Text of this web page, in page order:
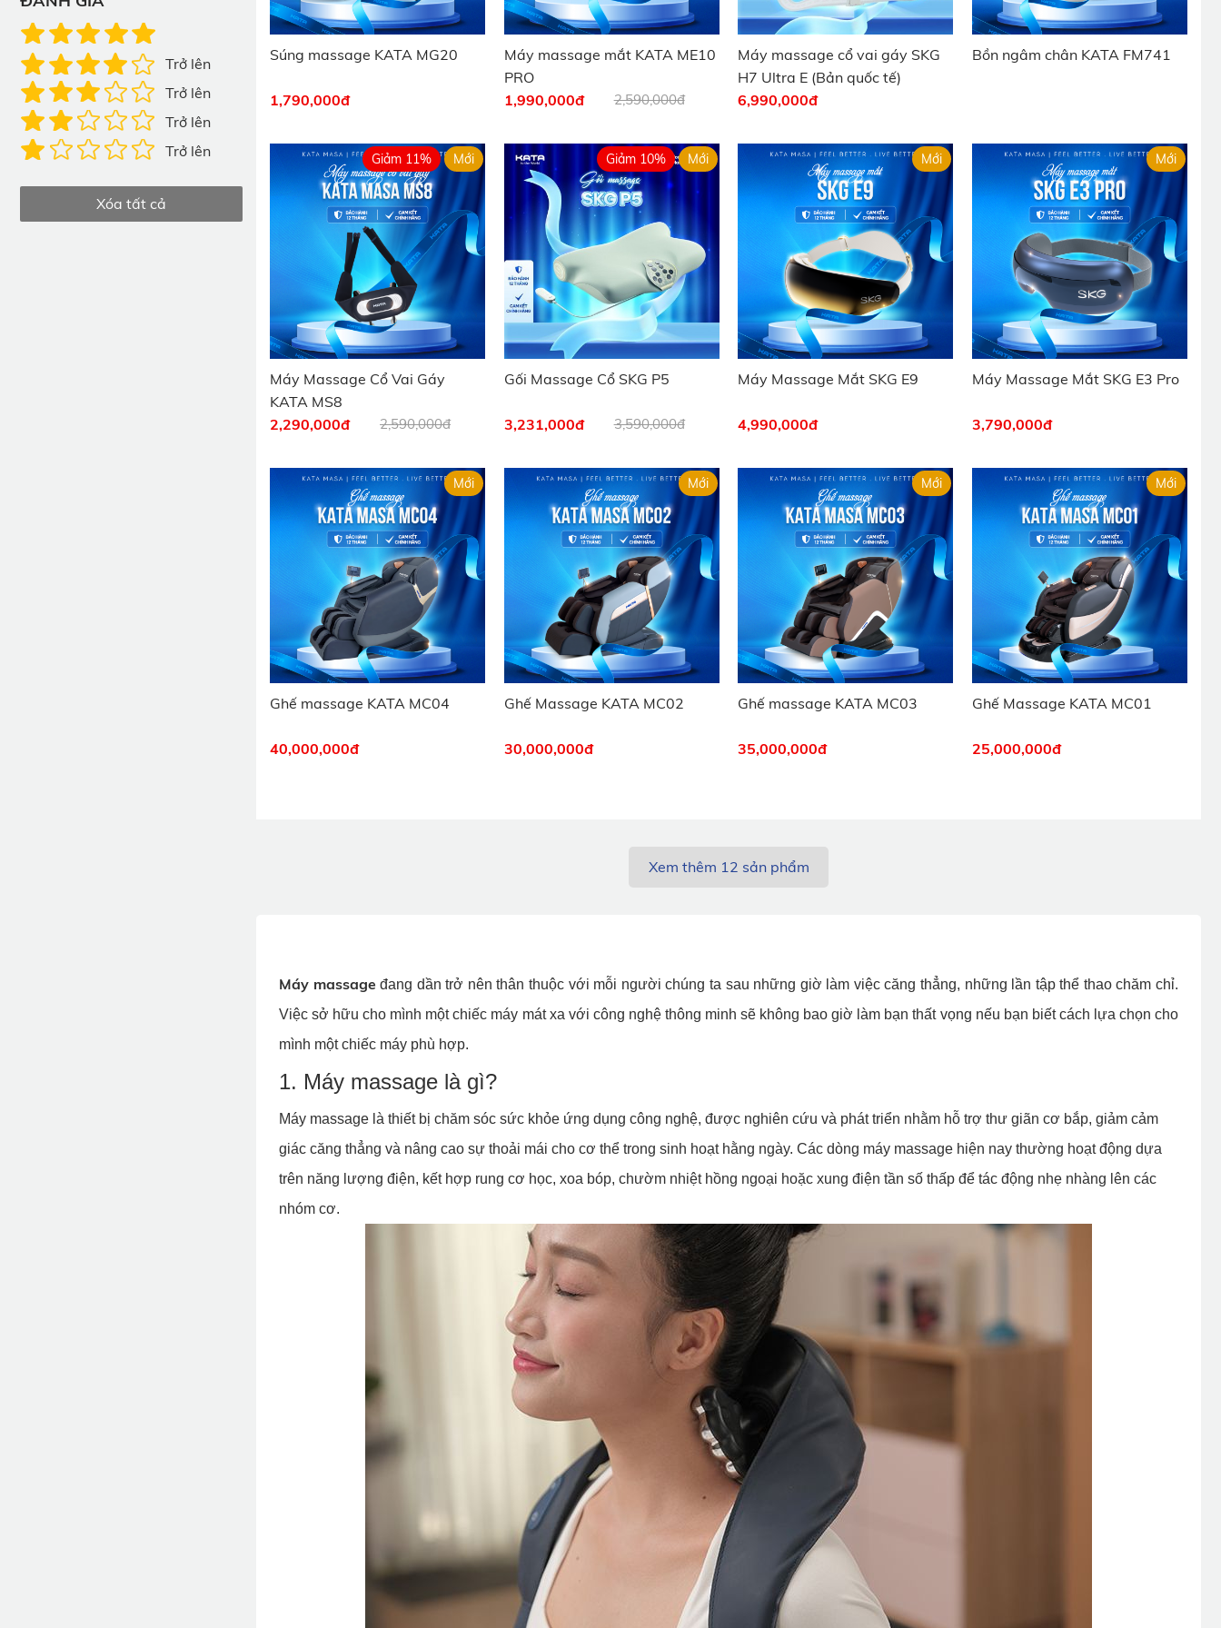
Trở lên
Trở lên
Trở lên
Trở lên
Xóa tất cả
Súng massage KATA MG20
1,790,000đ
Máy massage mắt KATA ME10
PRO
1,990,000đ 2,590,000đ
Máy massage cổ vai gáy SKG
H7 Ultra E (Bản quốc tế)
6,990,000đ
Bồn ngâm chân KATA FM741
Máy Massage Cổ Vai Gáy
KATA MS8
2,290,000đ 2,590,000đ
Giảm 11% Mới
Gối Massage Cổ SKG P5
3,231,000đ 3,590,000đ
Giảm 10% Mới
Máy Massage Mắt SKG E9
4,990,000đ
Mới
Máy Massage Mắt SKG E3 Pro
3,790,000đ
Mới
Ghế massage KATA MC04
40,000,000đ
Mới
Ghế Massage KATA MC02
30,000,000đ
Mới
Ghế massage KATA MC03
35,000,000đ
Mới
Ghế Massage KATA MC01
25,000,000đ
Mới
Xem thêm 12 sản phẩm
Máy massageđang dần trở nên thân thuộc với mỗi người chúng ta sau những giờ làm việc căng thẳng, những lần tập thể thao chăm chỉ.
Việc sở hữu cho mình một chiếc máy mát xa với công nghệ thông minh sẽ không bao giờ làm bạn thất vọng nếu bạn biết cách lựa chọn cho
mình một chiếc máy phù hợp.
1. Máy massage là gì?
Máy massage là thiết bị chăm sóc sức khỏe ứng dụng công nghệ, được nghiên cứu và phát triển nhằm hỗ trợ thư giãn cơ bắp, giảm cảm
giác căng thẳng và nâng cao sự thoải mái cho cơ thể trong sinh hoạt hằng ngày. Các dòng máy massage hiện nay thường hoạt động dựa
trên năng lượng điện, kết hợp rung cơ học, xoa bóp, chườm nhiệt hồng ngoại hoặc xung điện tần số thấp để tác động nhẹ nhàng lên các
nhóm cơ.